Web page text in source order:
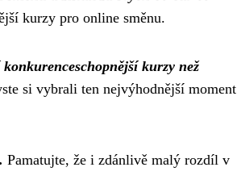
kurzy pro online směnu.
kurzy než
si vybrali ten nejvýhodnější moment
Pamatujte, že i zdánlivě malý rozdíl v